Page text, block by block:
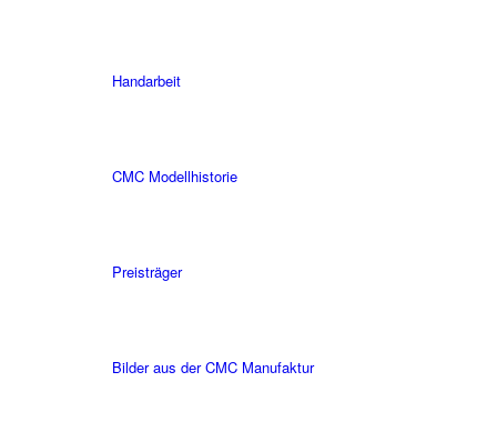
Handarbeit
CMC Modellhistorie
Preisträger
Bilder aus der CMC Manufaktur